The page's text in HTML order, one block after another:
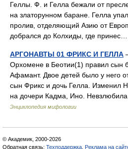
Геллы. Ф. и Гелла бежали от
на златорунном баране. Гелла
пролив, отделяющий Азию от
добрался до Колхиды, где
АРГОНАВТЫ 01 ФРИКС И ГЕЛЛА
Орхомене в Беотии(1) правил сын
Афамант. Двое детей было у него
сын Фрикс и дочь Гелла. Изменил
на дочери Кадма, Ино.
Энциклопедия мифологии
© Академик, 2000-2026
Обратная связь: Техподдержка Реклама на